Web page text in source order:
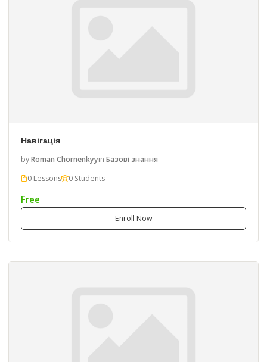
Навігація
byRoman Chornenkyyin Базові знання
0 Lessons
0 Students
Free
Enroll Now